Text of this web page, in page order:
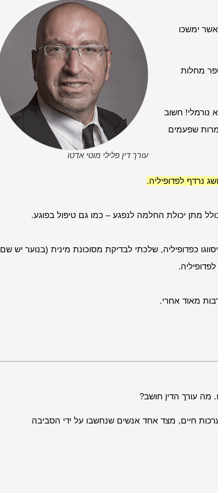
עורך דין פלילי מוטי אדטו
ימשכו
מחלות
נורמלי! חשוב
שפעמים
נרדף לפדופיליה.
מתן יכולת החלמה לנפגע – כמו גם טיפול בפוגע.
כפדופיליה, שלכתי לבדיקת מסוכונת מינית (בנוער יש שם
מאוד אחרי.
עורך הדין חושב?
חיים, מצד אחד אנשים שנחשבו על ידי הסביבה